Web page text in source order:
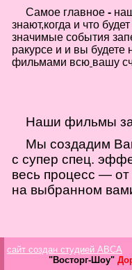
Гостевая
Вход для клиентов
Пользователь
Запомнить
Забыли пароль?
Самое главное -
знают,когда и что
значимые события
ракурсе и и вы
фильмами всю вашу
Наши фильмы
Мы создадим
с супер спец.
весь процесс —
на выбранном
сайт создан студией ABCA
"Восторг-Шоу"